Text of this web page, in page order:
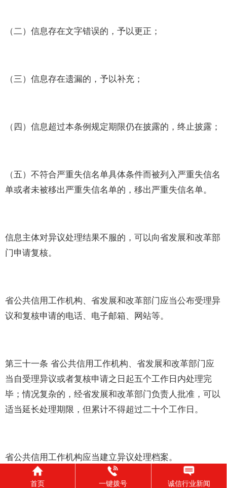
（二）信息存在文字错误的，予以更正；
（三）信息存在遗漏的，予以补充；
（四）信息超过本条例规定期限仍在披露的，终止披露；
（五）不符合严重失信名单具体条件而被列入严重失信名
单或者未被移出严重失信名单的，移出严重失信名单。
信息主体对异议处理结果不服的，可以向省发展和改革部
门申请复核。
省公共信用工作机构、省发展和改革部门应当公布受理异
议和复核申请的电话、电子邮箱、网站等。
第三十一条 省公共信用工作机构、省发展和改革部门应
当自受理异议或者复核申请之日起五个工作日内处理完
毕；情况复杂的，经省发展和改革部门负责人批准，可以
适当延长处理期限，但累计不得超过二十个工作日。
省公共信用工作机构应当建立异议处理档案。
首页 一键拨号 诚信行业新闻